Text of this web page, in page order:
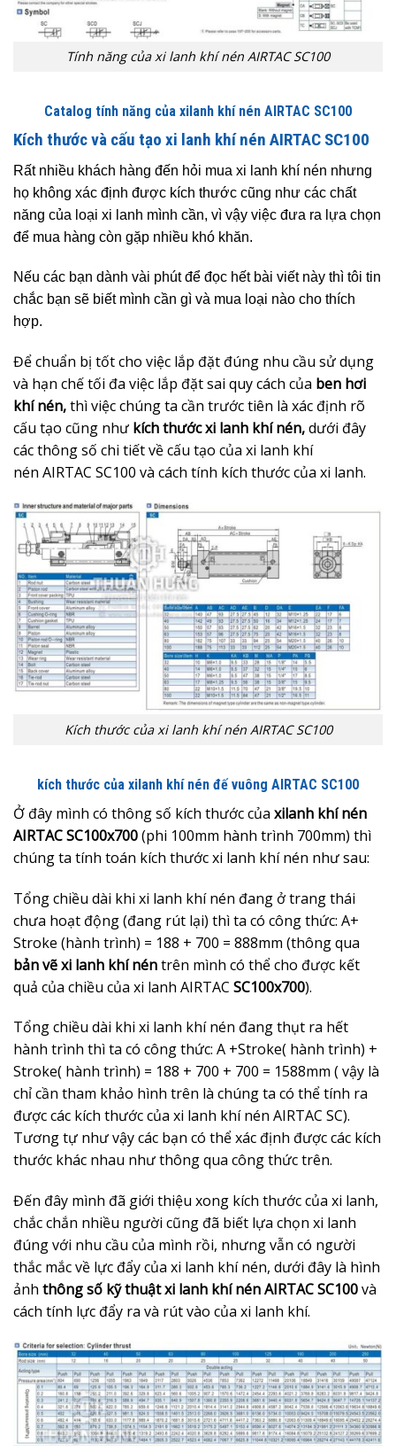
Tính năng của xi lanh khí nén AIRTAC SC100
Catalog tính năng của xilanh khí nén AIRTAC SC100
Kích thước và cấu tạo xi lanh khí nén AIRTAC SC100
Rất nhiều khách hàng đến hỏi mua xi lanh khí nén nhưng
họ không xác định được kích thước cũng như các chất
năng của loại xi lanh mình cần, vì vậy việc đưa ra lựa chọn
để mua hàng còn gặp nhiều khó khăn.
Nếu các bạn dành vài phút để đọc hết bài viết này thì tôi tin
chắc bạn sẽ biết mình cần gì và mua loại nào cho thích
hợp.
Để chuẩn bị tốt cho việc lắp đặt đúng nhu cầu sử dụng
và hạn chế tối đa việc lắp đặt sai quy cách của ben hơi
khí nén,thì việc chúng ta cần trước tiên là xác định rõ
cấu tạo cũng như kích thước xi lanh khí nén,dưới đây
các thông số chi tiết về cấu tạo của xi lanh khí
nén AIRTAC SC100 và cách tính kích thước của xi lanh.
Kích thước của xi lanh khí nén AIRTAC SC100
kích thước của xilanh khí nén đế vuông AIRTAC SC100
Ở đây mình có thông số kích thước của xilanh khí nén
AIRTAC SC100x700(phi 100mm hành trình 700mm) thì
chúng ta tính toán kích thước xi lanh khí nén như sau:
Tổng chiều dài khi xi lanh khí nén đang ở trang thái
chưa hoạt động (đang rút lại) thì ta có công thức: A+
Stroke (hành trình) = 188 + 700 = 888mm (thông qua
bảnvẽ xi lanh khí néntrên mình có thể cho được kết
quả của chiều của xi lanh AIRTAC SC100x700).
Tổng chiều dài khi xi lanh khí nén đang thụt ra hết
hành trình thì ta có công thức: A +Stroke( hành trình) +
Stroke( hành trình) = 188 + 700 + 700 = 1588mm ( vậy là
chỉ cần tham khảo hình trên là chúng ta có thể tính ra
được các kích thước của xi lanh khí nén AIRTAC SC).
Tương tự như vậy các bạn có thể xác định được các kích
thước khác nhau như thông qua công thức trên.
Đến đây mình đã giới thiệu xong kích thước của xi lanh,
chắc chắn nhiều người cũng đã biết lựa chọn xi lanh
đúng với nhu cầu của mình rồi, nhưng vẫn có người
thắc mắc về lực đẩy của xi lanh khí nén, dưới đây là hình
ảnh thông số kỹ thuật xi lanh khí nén AIRTAC SC100và
cách tính lực đẩy ra và rút vào của xi lanh khí.